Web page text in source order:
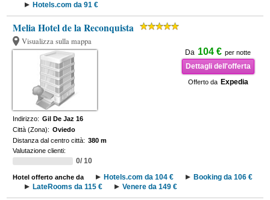
Hotels.com da 91 €
Melia Hotel de la Reconquista
Visualizza sulla mappa
Da 104 € per notte
Dettagli dell'offerta
Offerto da Expedia
Indirizzo: Gil De Jaz 16
Città (Zona): Oviedo
Distanza dal centro città: 380 m
Valutazione clienti:
0/ 10
Hotel offerto anche da Hotels.com da 104 €
Booking da 106 €
LateRooms da 115 €
Venere da 149 €